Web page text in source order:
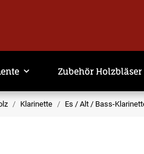
Zubehör Holzbläser
Klarinette Es / Alt / Bass-